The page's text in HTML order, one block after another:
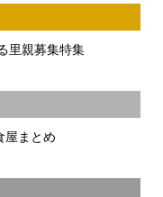
里親募集特集
屋まとめ